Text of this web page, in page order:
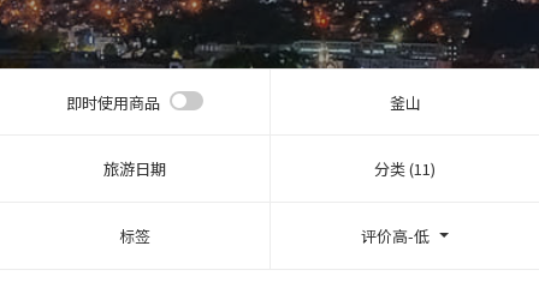
即时使用商品 釜山
旅游日期 分类 (11)
标签 评价高-低